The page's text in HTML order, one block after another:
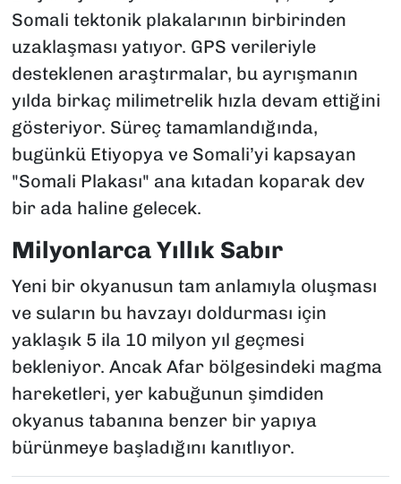
Somali tektonik plakalarının birbirinden
uzaklaşması yatıyor. GPS verileriyle
desteklenen araştırmalar, bu ayrışmanın
yılda birkaç milimetrelik hızla devam ettiğini
gösteriyor. Süreç tamamlandığında,
bugünkü Etiyopya ve Somali’yi kapsayan
"Somali Plakası" ana kıtadan koparak dev
bir ada haline gelecek.
Milyonlarca Yıllık Sabır
Yeni bir okyanusun tam anlamıyla oluşması
ve suların bu havzayı doldurması için
yaklaşık 5 ila 10 milyon yıl geçmesi
bekleniyor. Ancak Afar bölgesindeki magma
hareketleri, yer kabuğunun şimdiden
okyanus tabanına benzer bir yapıya
bürünmeye başladığını kanıtlıyor.